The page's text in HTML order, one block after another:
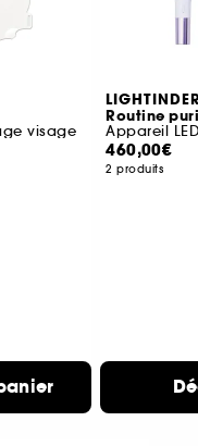
visage
Routine
460,00€
2 produits